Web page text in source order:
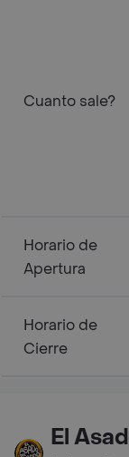
Cuanto sale?
Horario de
Apertura
Horario de
Cierre
El